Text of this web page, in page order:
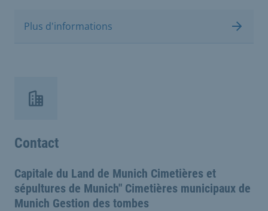
Plus d'informations
Contact
Capitale du Land de Munich Cimetières et
sépultures de Munich" Cimetières municipaux de
Munich Gestion des tombes